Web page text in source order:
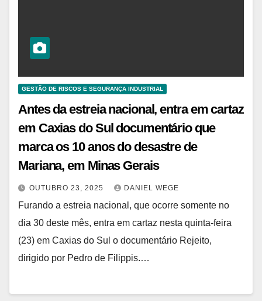
GESTÃO DE RISCOS E SEGURANÇA INDUSTRIAL
Antes da estreia nacional, entra em cartaz
em Caxias do Sul documentário que
marca os 10 anos do desastre de
Mariana, em Minas Gerais
OUTUBRO 23, 2025 DANIEL WEGE
Furando a estreia nacional, que ocorre somente no
dia 30 deste mês, entra em cartaz nesta quinta-feira
(23) em Caxias do Sul o documentário Rejeito,
dirigido por Pedro de Filippis.…